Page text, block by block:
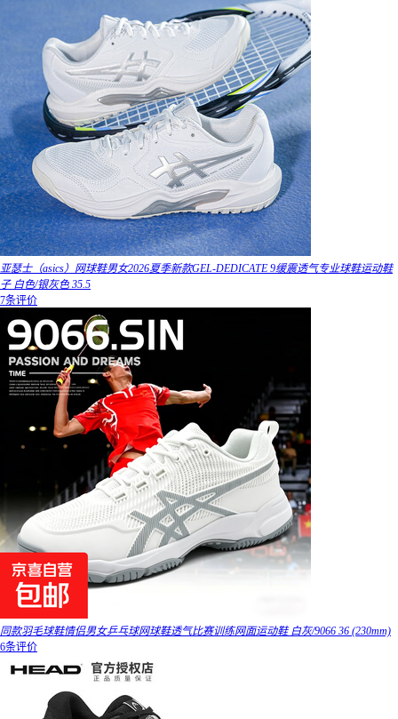
亚瑟士（asics）网球鞋男女2026夏季新款GEL-DEDICATE 9缓震透气专业球鞋运动鞋
子 白色/银灰色 35.5
7条评价
同款羽毛球鞋情侣男女乒乓球网球鞋透气比赛训练网面运动鞋 白灰/9066 36 (230mm)
6条评价